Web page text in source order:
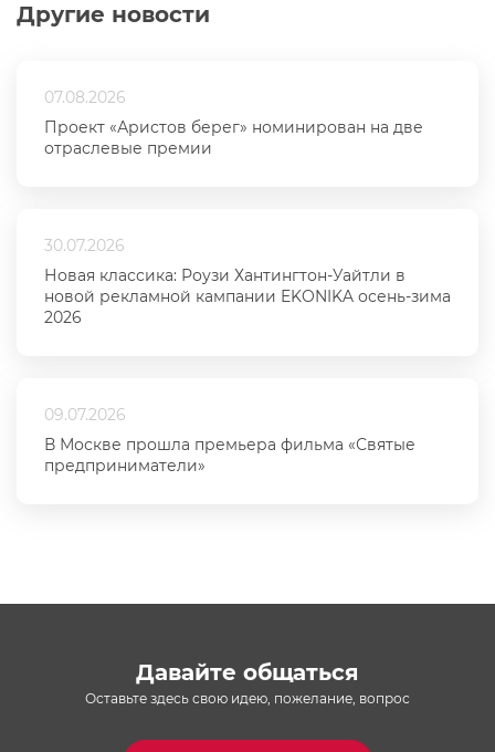
Другие новости
07.08.2026
Проект «Аристов берег» номинирован на две
отраслевые премии
30.07.2026
Новая классика: Роузи Хантингтон-Уайтли в
новой рекламной кампании EKONIKA осень-зима
2026
09.07.2026
В Москве прошла премьера фильма «Святые
предприниматели»
Давайте общаться
Оставьте здесь свою идею, пожелание, вопрос